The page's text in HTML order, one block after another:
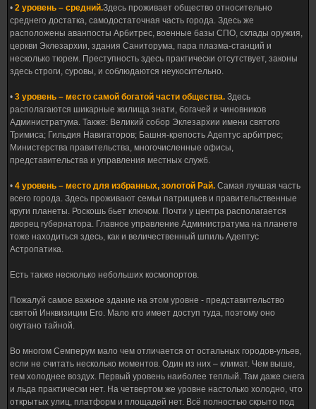
• 2 уровень – средний.Здесь проживает общество относительно
среднего достатка, самодостаточная часть города. Здесь же
расположены аванпосты Арбитрес, военные базы СПО, склады оружия,
церкви Эклезархии, здания Саниторума, пара плазма-станций и
несколько тюрем. Преступность здесь практически отсутствует, законы
здесь строги, суровы, и соблюдаются неукосительно.
• 3 уровень – место самой богатой части общества. Здесь
располагаются шикарные жилища знати, богачей и чиновников
Администратума. Также: Великий собор Эклезархии имени святого
Тримиса; Гильдия Навигаторов; Башня-крепость Адептус арбитрес;
Министерства правительства, многочисленные офисы,
представительства и управления местных служб.
• 4 уровень – место для избранных, золотой Рай. Самая лучшая часть
всего города. Здесь проживают семьи патрициев и правительственные
круги планеты. Роскошь бьет ключом. Почти у центра располагается
дворец губернатора. Главное управление Администратума на планете
тоже находиться здесь, как и величественный шпиль Адептус
Астропатика.
Есть также несколько небольших космопортов.
Пожалуй самое важное здание на этом уровне - представительство
святой Инквизиции Его. Мало кто имеет доступ туда, поэтому оно
окутано тайной.
Во многом Семперум мало чем отличается от остальных городов-ульев,
если не считать несколько моментов. Один из них – климат. Чем выше,
тем холоднее воздух. Первый уровень наиболее теплый. Там даже снега
и льда практически нет. На четвертом же уровне настолько холодно, что
открытых улиц, платформ и площадей нет. Всё полностью скрыто под